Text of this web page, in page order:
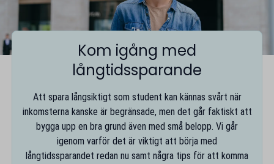
Kom igång med
långtidssparande
Att spara långsiktigt som student kan kännas svårt när
inkomsterna kanske är begränsade, men det går faktiskt att
bygga upp en bra grund även med små belopp. Vi går
igenom varför det är viktigt att börja med
långtidssparandet redan nu samt några tips för att komma